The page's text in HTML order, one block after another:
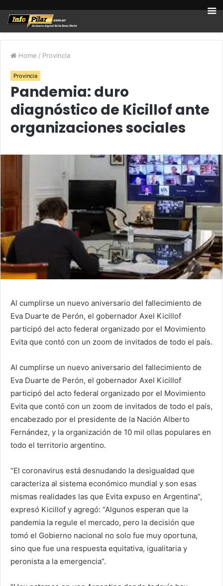
Home / Provincia
Provincia
Pandemia: duro
diagnóstico de Kicillof ante
organizaciones sociales
Al cumplirse un nuevo aniversario del fallecimiento de
Eva Duarte de Perón, el gobernador Axel Kicillof
participó del acto federal organizado por el Movimiento
Evita que contó con un zoom de invitados de todo el país.
Al cumplirse un nuevo aniversario del fallecimiento de
Eva Duarte de Perón, el gobernador Axel Kicillof
participó del acto federal organizado por el Movimiento
Evita que contó con un zoom de invitados de todo el país,
encabezado por el presidente de la Nación Alberto
Fernández, y la organización de 10 mil ollas populares en
todo el territorio argentino.
“El coronavirus está desnudando la desigualdad que
caracteriza al sistema económico mundial y son esas
mismas realidades las que Evita expuso en Argentina”,
expresó Kicillof y agregó: “Algunos esperan que la
pandemia la regule el mercado, pero la decisión que
tomó el Gobierno nacional no solo fue muy oportuna,
sino que fue una respuesta equitativa, igualitaria y
peronista a la emergencia”.